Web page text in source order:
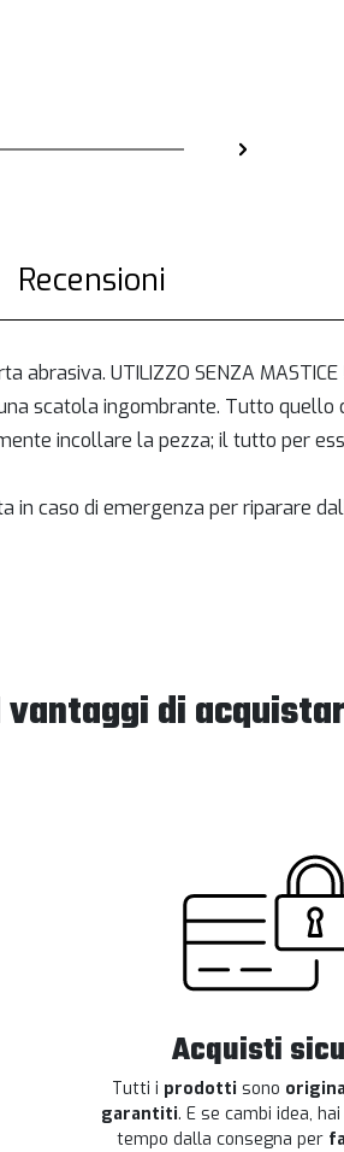
Recensioni
abrasiva. UTILIZZO SENZA MASTICE
scatola ingombrante. Tutto
incollare la pezza; il tutto per
in caso di emergenza per riparare
vantaggi di
Acquisti
Tutti i prodotti sono
garantiti. E se cambi idea, hai
tempo dalla consegna per